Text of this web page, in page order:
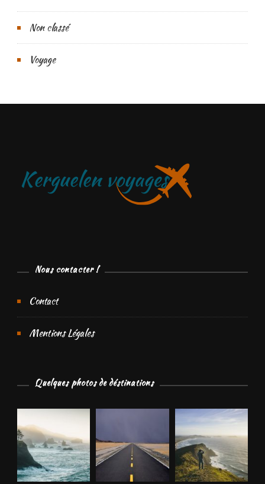
Non classé
Voyage
Nous contacter !
Contact
Mentions Légales
Quelques photos de déstinations